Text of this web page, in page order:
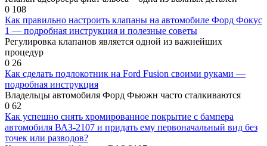
0 108
Как правильно настроить клапаны на автомобиле Форд Фокус
1 — подробная инструкция и полезные советы
Регулировка клапанов является одной из важнейших
процедур
0 26
Как сделать подлокотник на Ford Fusion своими руками —
подробная инструкция
Владельцы автомобиля Форд Фьюжн часто сталкиваются
0 62
Как успешно снять хромированное покрытие с бампера
автомобиля ВАЗ-2107 и придать ему первоначальный вид без
точек или разводов?